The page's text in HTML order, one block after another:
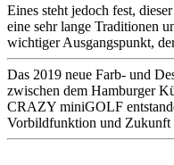
Eines steht jedoch fest,
eine sehr lange Traditionen
wichtiger Ausgangspunkt,
Das 2019 neue Farb- und
zwischen dem Hamburger
CRAZY miniGOLF
Vorbildfunktion und Zukunft